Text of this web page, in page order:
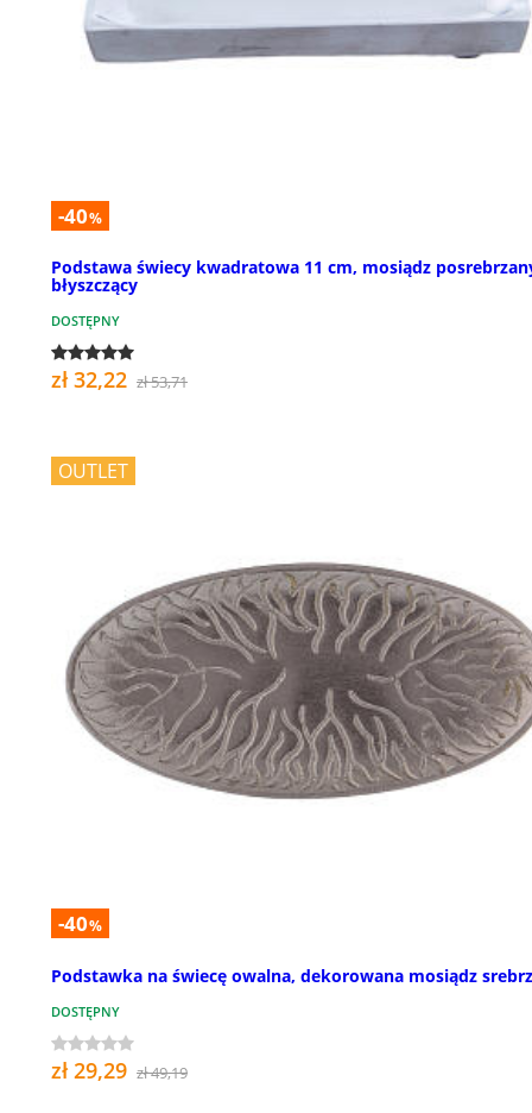
-40%
Podstawa świecy kwadratowa 11 cm, mosiądz
błyszczący
DOSTĘPNY
zł 32,22 zł 53,71
OUTLET
-40%
Podstawka na świecę owalna, dekorowana mosiądz
DOSTĘPNY
zł 29,29 zł 49,19